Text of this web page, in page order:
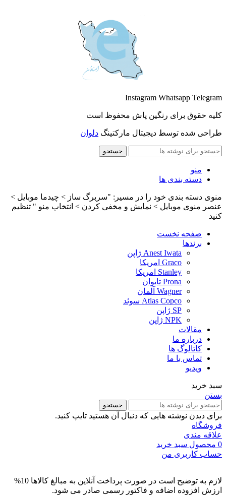
Instagram Whatsapp Telegram
کلیه حقوق برای رنگین پاش محفوظ است
طراحی شده توسط دیجیتال مارکتینگ دلوان
جستجو
منو
دسته بندی ها
منوی دسته بندی خود را در مسیر: "سربرگ ساز > چیدما موبایل >
عنصر منوی موبایل > نمایش و مخفی کردن > انتخاب منو " تنظیم
کنید
صفحه نخست
برندها
Anest Iwata ژاپن
Graco امریکا
Stanley امریکا
Prona تایوان
Wagner آلمان
Atlas Copco سوئد
SP ژاپن
NPK ژاپن
مقالات
درباره ما
کاتالوگ ها
تماس با ما
ویدیو
سبد خرید
بستن
جستجو
برای دیدن نوشته هایی که دنبال آن هستید تایپ کنید.
فروشگاه
علاقه مندی
0 محصول سبد خرید
حساب کاربری من
لازم به توضیح است در صورت پرداخت آنلاین به مبالغ کالاها 10%
ارزش افزوده اضافه و فاکتور رسمی صادر می شود.